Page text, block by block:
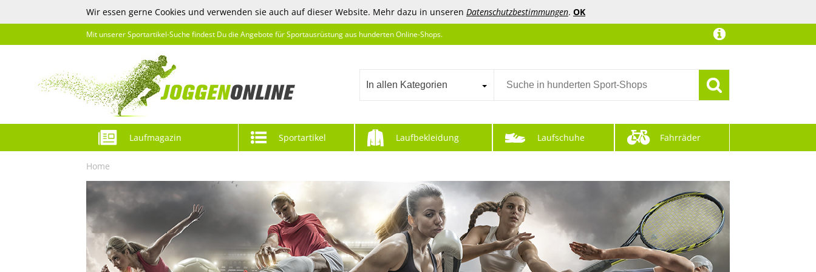
Wir essen gerne Cookies und verwenden sie auch auf dieser Website. Mehr dazu in unseren Datenschutzbestimmungen. OK
Mit unserer Sportartikel-Suche findest Du die Angebote für Sportausrüstung aus hunderten Online-Shops.
In allen Kategorien
Laufmagazin Sportartikel Laufbekleidung Laufschuhe Fahrräder
Home